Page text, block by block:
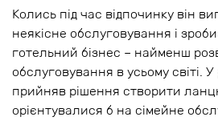
Колись під час відпочинку він
неякісне обслуговування і
готельний бізнес – найменш
обслуговування в усьому світі. У
прийняв рішення створити
орієнтувалися б на сімейне